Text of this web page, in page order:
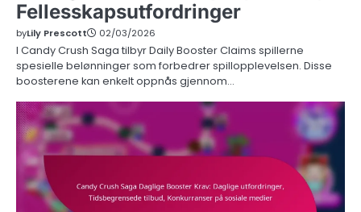
Fellesskapsutfordringer
byLily Prescott 02/03/2026
I Candy Crush Saga tilbyr Daily Booster Claims spillerne
spesielle belønninger som forbedrer spillopplevelsen. Disse
boosterene kan enkelt oppnås gjennom…